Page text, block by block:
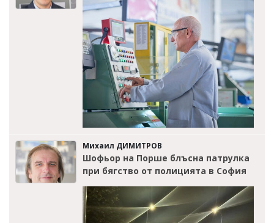
Михаил ДИМИТРОВ
Шофьор на Порше блъсна патрулка
при бягство от полицията в София